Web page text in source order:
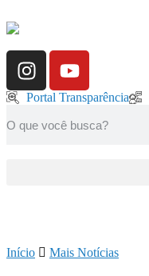
Portal Transparência
Início Mais Notícias